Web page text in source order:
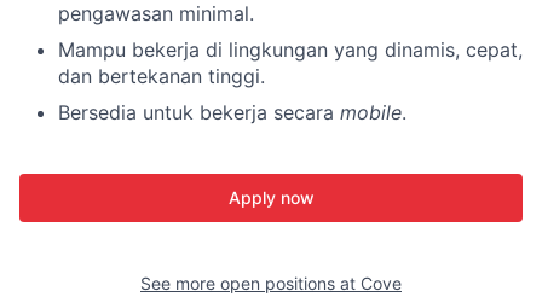
pengawasan minimal.
Mampu bekerja di lingkungan yang dinamis, cepat,
dan bertekanan tinggi.
Bersedia untuk bekerja secara mobile.
Apply now
See more open positions at Cove